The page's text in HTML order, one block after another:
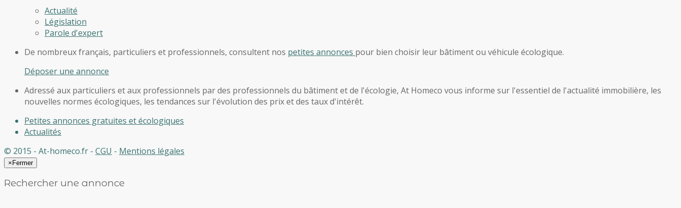
Actualité
Législation
Parole d'expert
De nombreux français, particuliers et professionnels, consultent nos petites annonces pour bien choisir leur bâtiment ou véhicule écologique.
Déposer une annonce
Adressé aux particuliers et aux professionnels par des professionnels du bâtiment et de l'écologie, At Homeco vous informe sur l'essentiel de l'actualité immobilière, les
nouvelles normes écologiques, les tendances sur l'évolution des prix et des taux d'intérêt.
Petites annonces gratuites et écologiques
Actualités
© 2015 - At-homeco.fr - CGU - Mentions légales
×Fermer
Rechercher une annonce